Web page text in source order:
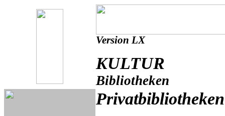
Version LX
KULTUR
Bibliotheken
Privatbibliotheken